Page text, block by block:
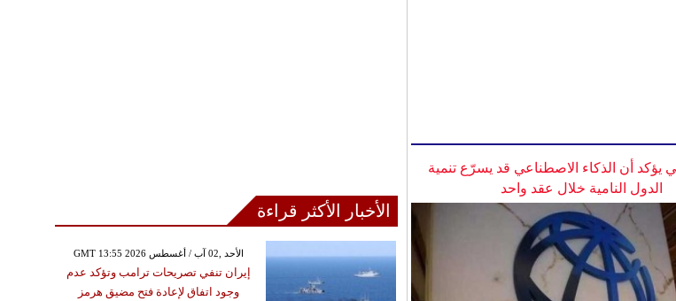
يؤكد أن الذكاء الاصطناعي قد يسرّع تنمية
الدول النامية خلال عقد واحد
الأخبار الأكثر قراءة
GMT 13:55 2026 الأحد ,02 آب / أغسطس
إيران تنفي تصريحات ترامب وتؤكد عدم
وجود اتفاق لإعادة فتح مضيق هرمز